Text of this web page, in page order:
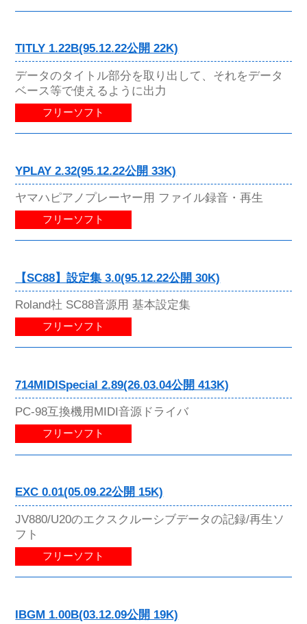
TITLY 1.22B(95.12.22公開 22K)
データのタイトル部分を取り出して、それをデータ
ベース等で使えるように出力
フリーソフト
YPLAY 2.32(95.12.22公開 33K)
ヤマハピアノプレーヤー用 ファイル録音・再生
フリーソフト
【SC88】設定集 3.0(95.12.22公開 30K)
Roland社 SC88音源用 基本設定集
フリーソフト
714MIDISpecial 2.89(26.03.04公開 413K)
PC-98互換機用MIDI音源ドライバ
フリーソフト
EXC 0.01(05.09.22公開 15K)
JV880/U20のエクスクルーシブデータの記録/再生ソ
フト
フリーソフト
IBGM 1.00B(03.12.09公開 19K)